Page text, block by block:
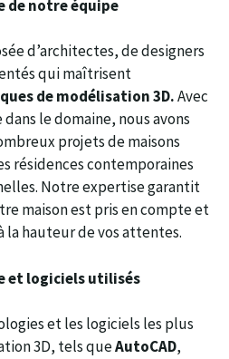
de notre équipe
d’architectes, de designers
qui maîtrisent
de modélisation 3D.Avec
le domaine, nous avons
projets de maisons
résidences contemporaines
Notre expertise garantit
maison est pris en compte et
hauteur de vos attentes.
et logiciels utilisés
et les logiciels les plus
3D, tels queAutoCAD,